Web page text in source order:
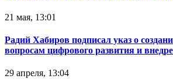
21 мая, 13:01
Радий Хабиров подписал указ о
вопросам цифрового развития и
29 апреля, 13:04